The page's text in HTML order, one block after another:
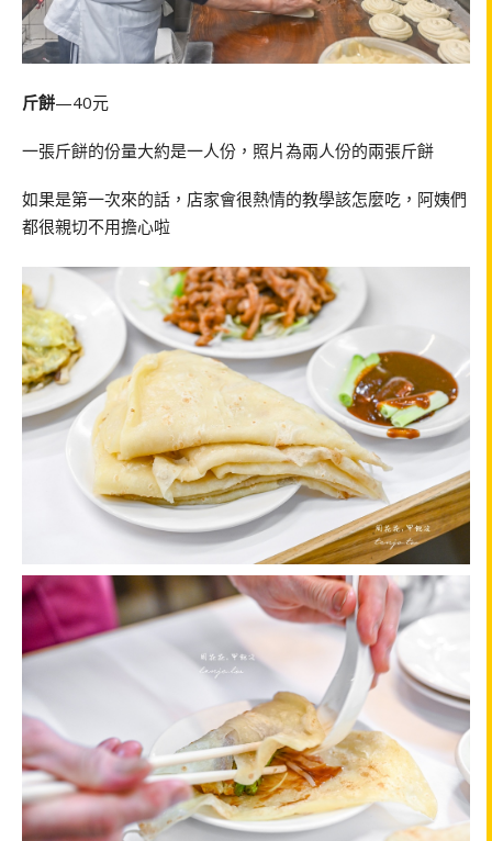
斤餅—40元
一張斤餅的份量大約是一人份，照片為兩人份的兩張斤餅
如果是第一次來的話，店家會很熱情的教學該怎麼吃，阿姨們
都很親切不用擔心啦